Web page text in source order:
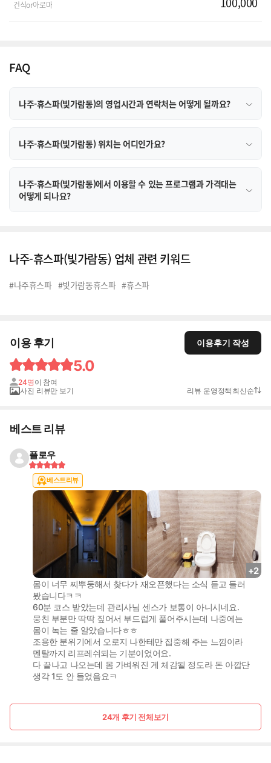
건식or아로마
FAQ
나주-휴스파(빛가람동)의 영업시간과 연락처는 어떻게 될까요?
나주-휴스파(빛가람동) 위치는 어디인가요?
나주-휴스파(빛가람동)에서 이용할 수 있는 프로그램과 가격대는
어떻게 되나요?
나주-휴스파(빛가람동) 업체 관련 키워드
#나주휴스파 #빛가람동휴스파 #휴스파
이용 후기 이용후기 작성
5.0
24명 이 참여
사진 리뷰만 보기
리뷰 운영정책 최신순
베스트 리뷰
플로우
베스트리뷰
+2
몸이 너무 찌뿌둥해서 찾다가 재오픈했다는 소식 듣고 들러
봤습니다ㅋㅋ
60분 코스 받았는데 관리사님 센스가 보통이 아니시네요.
뭉친 부분만 딱딱 짚어서 부드럽게 풀어주시는데 나중에는
몸이 녹는 줄 알았습니다ㅎㅎ
조용한 분위기에서 오로지 나한테만 집중해 주는 느낌이라
멘탈까지 리프레쉬되는 기분이었어요.
다 끝나고 나오는데 몸 가벼워진 게 체감될 정도라 돈 아깝단
생각 1도 안 들었음요ㅋ
24개 후기 전체보기